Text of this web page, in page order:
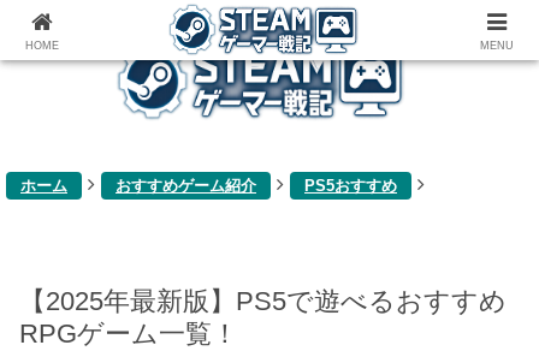
ゲーム関連雑記ブログ
ホーム おすすめゲーム紹介 PS5おすすめ
【2025年最新版】PS5で遊べるおすすめ
RPGゲーム一覧！
HOME MENU